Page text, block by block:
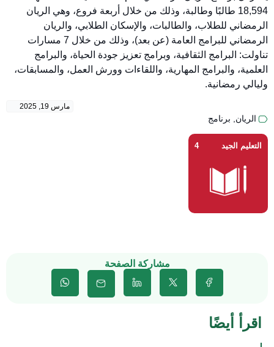
18,594 طالبًا وطالبة، وذلك من خلال أربعة فروع، وهي الريان
الرمضاني للطلاب، والطالبات، والإسكان الطلابي، والريان
الرمضاني للبرامج العامة (عن بعد)، وذلك من خلال 7 مسارات
تناولت: البرامج الثقافية، وبرامج تعزيز جودة الحياة، والبرامج
العلمية، والبرامج المهارية، واللقاءات وورش العمل، والمسابقات،
وليالي رمضانية.
مارس 19, 2025
الريان برنامج
التعليم الجيد 4
مشاركة الصفحة
اقرأ أيضًا